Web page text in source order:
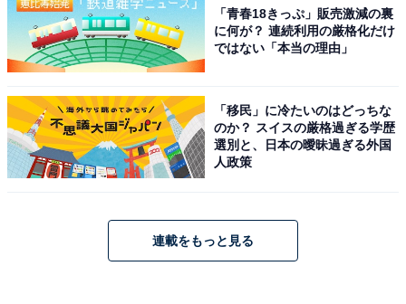
「青春18きっぷ」販売激減の裏
に何が？ 連続利用の厳格化だけ
ではない「本当の理由」
「移民」に冷たいのはどっちな
のか？ スイスの厳格過ぎる学歴
選別と、日本の曖昧過ぎる外国
人政策
連載をもっと見る